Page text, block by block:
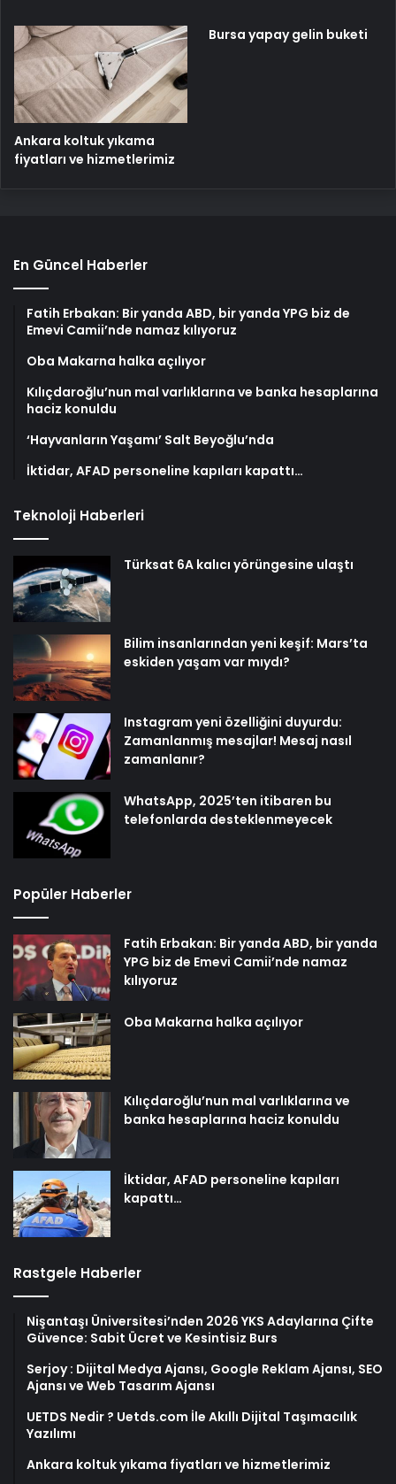
Ankara koltuk yıkama
fiyatları ve hizmetlerimiz
Bursa yapay gelin buketi
En Güncel Haberler
Fatih Erbakan: Bir yanda ABD, bir yanda YPG biz de
Emevi Camii’nde namaz kılıyoruz
Oba Makarna halka açılıyor
Kılıçdaroğlu’nun mal varlıklarına ve banka hesaplarına
haciz konuldu
‘Hayvanların Yaşamı’ Salt Beyoğlu’nda
İktidar, AFAD personeline kapıları kapattı…
Teknoloji Haberleri
Türksat 6A kalıcı yörüngesine ulaştı
Bilim insanlarından yeni keşif: Mars’ta
eskiden yaşam var mıydı?
Instagram yeni özelliğini duyurdu:
Zamanlanmış mesajlar! Mesaj nasıl
zamanlanır?
WhatsApp, 2025’ten itibaren bu
telefonlarda desteklenmeyecek
Popüler Haberler
Fatih Erbakan: Bir yanda ABD, bir yanda
YPG biz de Emevi Camii’nde namaz
kılıyoruz
Oba Makarna halka açılıyor
Kılıçdaroğlu’nun mal varlıklarına ve
banka hesaplarına haciz konuldu
İktidar, AFAD personeline kapıları
kapattı…
Rastgele Haberler
Nişantaşı Üniversitesi’nden 2026 YKS Adaylarına Çifte
Güvence: Sabit Ücret ve Kesintisiz Burs
Serjoy : Dijital Medya Ajansı, Google Reklam Ajansı, SEO
Ajansı ve Web Tasarım Ajansı
UETDS Nedir ? Uetds.com İle Akıllı Dijital Taşımacılık
Yazılımı
Ankara koltuk yıkama fiyatları ve hizmetlerimiz